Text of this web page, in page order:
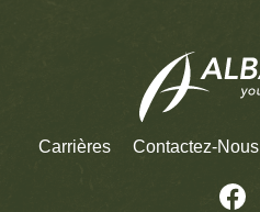
Carrières Contactez-Nous